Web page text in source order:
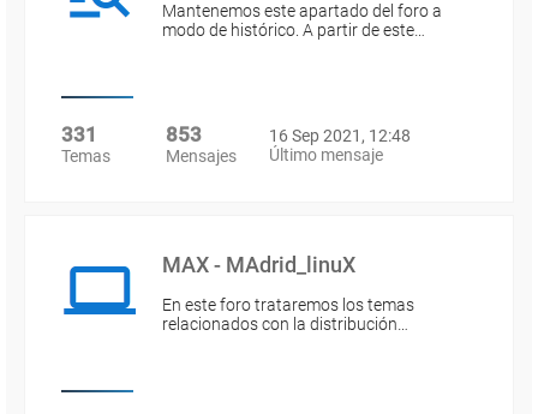
Mantenemos este apartado del foro a
modo de histórico. A partir de este…
331
Temas
853
Mensajes
16 Sep 2021, 12:48
Último mensaje
MAX - MAdrid_linuX
En este foro trataremos los temas
relacionados con la distribución…